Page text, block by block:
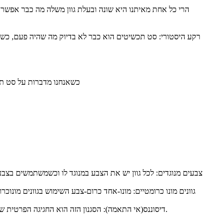
הרי כל אחת מאיתנו היא שונה ובעלת גוון משלה מה כבר
רקע היסטורי: סט תכשיטים הוא כבר לא בדיוק מה שהיה פעם,
כשאנחנו מדברות על סט
צבעים מנוגדים: לכל גוון יש את הצבע במנוגד לו וכשמשתמשים
גוונים מונו כרומטיים: מונו-אחד כרום-צבע השימוש בגוונים
דיסוננס(אי התאמה): הסגנון הזה הוא החגיגה הפרטית שלך, הדרך שלך לצעוק לעולם את הדרך שלך והצבעים שלך, כאן כבר אין חוקים ואין גבולות, תני לעצמך חופש להשתולל ולגלות משהו חדש על עצמך והסביבה.